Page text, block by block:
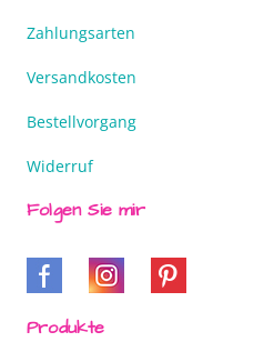
Zahlungsarten
Versandkosten
Bestellvorgang
Widerruf
Folgen Sie mir
Produkte